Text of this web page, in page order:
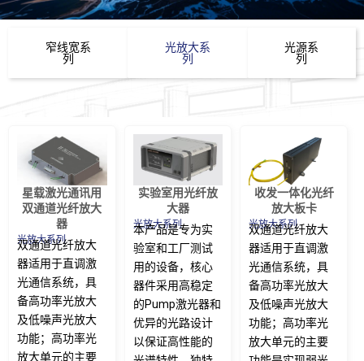
窄线宽系
列
光放大系
列
光源系
列
星载激光通讯用
双通道光纤放大
器
光放大系列
双通道光纤放大
器适用于直调激
光通信系统，具
备高功率光放大
及低噪声光放大
功能；高功率光
放大单元的主要
实验室用光纤放
大器
光放大系列
本产品是专为实
验室和工厂测试
用的设备，核心
器件采用高稳定
的Pump激光器和
优异的光路设计
以保证高性能的
收发一体化光纤
放大板卡
光放大系列
双通道光纤放大
器适用于直调激
光通信系统，具
备高功率光放大
及低噪声光放大
功能；高功率光
放大单元的主要